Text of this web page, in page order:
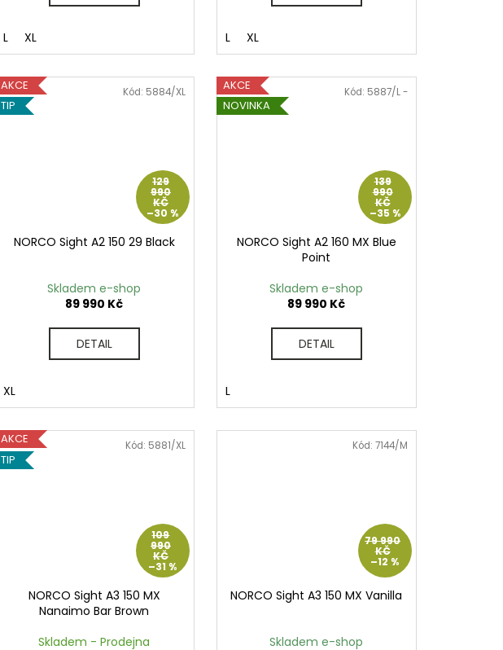
L XL L XL
AKCE
TIP
129
990
KČ
–30 %
NORCO Sight A2 150 29 Black
Skladem e-shop
89 990 Kč
DETAIL
XL
Kód: 5884/XL
AKCE
NOVINKA
139
990
KČ
–35 %
NORCO Sight A2 160 MX Blue
Point
Skladem e-shop
89 990 Kč
DETAIL
L
Kód: 5887/L -
AKCE
TIP
109
990
KČ
–31 %
NORCO Sight A3 150 MX
Nanaimo Bar Brown
Skladem - Prodejna
Kód: 5881/XL
79 990
KČ
–12 %
NORCO Sight A3 150 MX Vanilla
Skladem e-shop
Kód: 7144/M